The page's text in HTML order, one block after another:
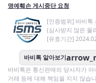
명예훼손 게시중단 요청
[인증범위] 바비톡
(심사받지 않은 물
[유효기간]
바비톡 알아보기
바비톡은 통신판매의 당사자가
거래 등에 대해 책임을 지지 않습